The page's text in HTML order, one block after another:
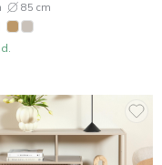
85 cm